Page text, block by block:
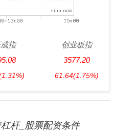
指
创业板指
3577.20
61.64(1.75%)
杆_股票配资条件